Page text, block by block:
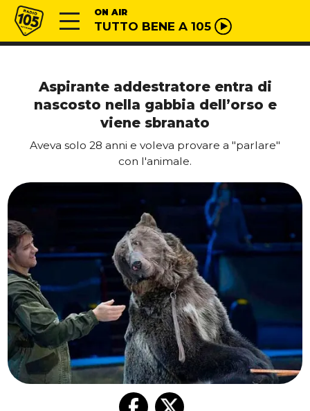
Vai al contenuto
Radio 105 ON AIR
TUTTO BENE A 105
Aspirante addestratore entra di
nascosto nella gabbia dell’orso e
viene sbranato
Aveva solo 28 anni e voleva provare a "parlare"
con l'animale.